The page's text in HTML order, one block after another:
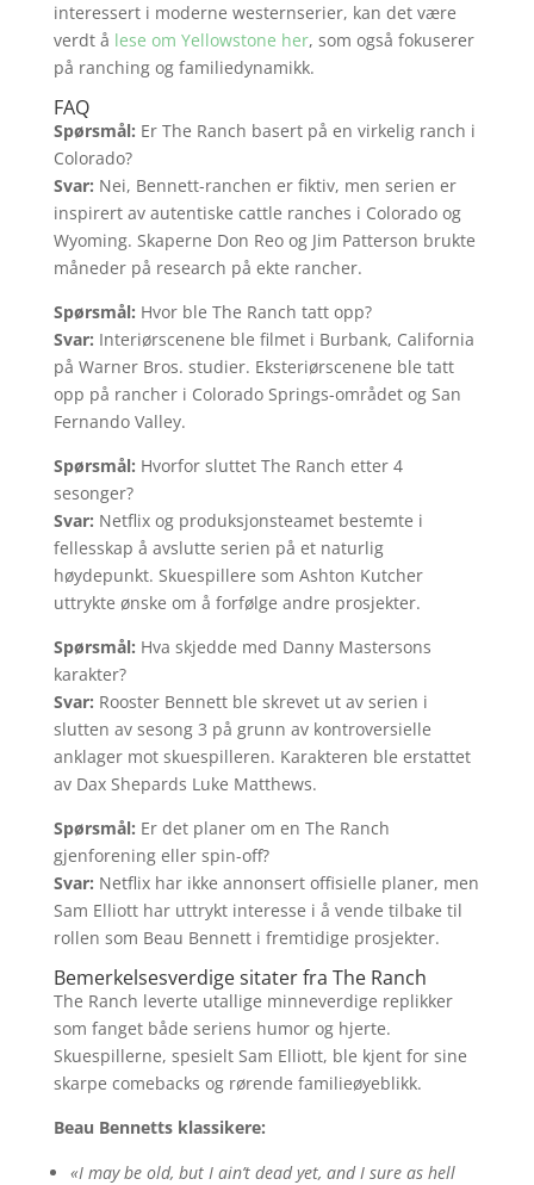
interessert i moderne westernserier, kan det være
verdt å lese om Yellowstone her, som også fokuserer
på ranching og familiedynamikk.
FAQ
Spørsmål: Er The Ranch basert på en virkelig ranch i
Colorado?
Svar: Nei, Bennett-ranchen er fiktiv, men serien er
inspirert av autentiske cattle ranches i Colorado og
Wyoming. Skaperne Don Reo og Jim Patterson brukte
måneder på research på ekte rancher.
Spørsmål: Hvor ble The Ranch tatt opp?
Svar: Interiørscenene ble filmet i Burbank, California
på Warner Bros. studier. Eksteriørscenene ble tatt
opp på rancher i Colorado Springs-området og San
Fernando Valley.
Spørsmål: Hvorfor sluttet The Ranch etter 4
sesonger?
Svar: Netflix og produksjonsteamet bestemte i
fellesskap å avslutte serien på et naturlig
høydepunkt. Skuespillere som Ashton Kutcher
uttrykte ønske om å forfølge andre prosjekter.
Spørsmål: Hva skjedde med Danny Mastersons
karakter?
Svar: Rooster Bennett ble skrevet ut av serien i
slutten av sesong 3 på grunn av kontroversielle
anklager mot skuespilleren. Karakteren ble erstattet
av Dax Shepards Luke Matthews.
Spørsmål: Er det planer om en The Ranch
gjenforening eller spin-off?
Svar: Netflix har ikke annonsert offisielle planer, men
Sam Elliott har uttrykt interesse i å vende tilbake til
rollen som Beau Bennett i fremtidige prosjekter.
Bemerkelsesverdige sitater fra The Ranch
The Ranch leverte utallige minneverdige replikker
som fanget både seriens humor og hjerte.
Skuespillerne, spesielt Sam Elliott, ble kjent for sine
skarpe comebacks og rørende familieøyeblikk.
Beau Bennetts klassikere:
«I may be old, but I ain’t dead yet, and I sure as hell